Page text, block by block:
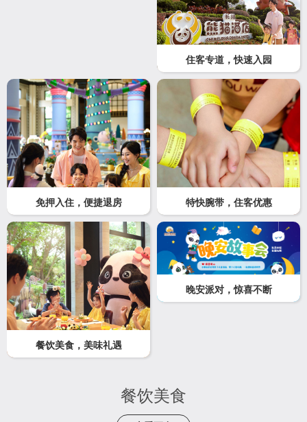
住客专道，快速入园
免押入住，便捷退房 特快腕带，住客优惠
餐饮美食，美味礼遇
晚安派对，惊喜不断
餐饮美食